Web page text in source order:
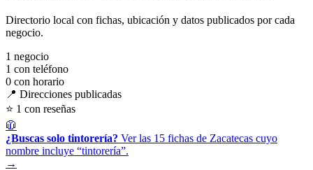
Directorio local con fichas, ubicación y datos publicados por cada
negocio.
1 negocio
1 con teléfono
0 con horario
📍 Direcciones publicadas
⭐ 1 con reseñas
🧥
¿Buscas solo tintorería? Ver las 15 fichas de Zacatecas cuyo
nombre incluye “tintorería”.
→